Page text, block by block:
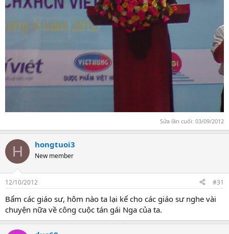
Sửa lần cuối: 03/09/2012
H hongtuoi3
New member
12/10/2012 #31
Bẩm các giáo sư, hôm nào ta lại kể cho các giáo sư nghe vài
chuyện nữa về công cuộc tán gái Nga của ta.